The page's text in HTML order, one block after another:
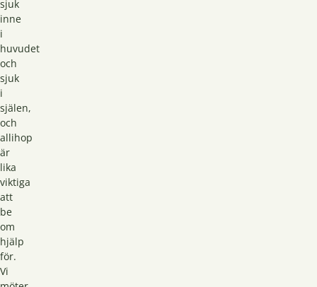
sjuk
inne
i
huvudet
och
sjuk
i
själen,
och
allihop
är
lika
viktiga
att
be
om
hjälp
för.
Vi